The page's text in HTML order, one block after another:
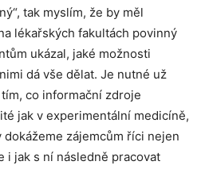
tak myslím, že by měl
lékařských fakultách povinný
ukázal, jaké možnosti
dá vše dělat. Je nutné už
co informační zdroje
jak v experimentální medicíně,
zájemcům říci nejen
i jak s ní následně pracovat